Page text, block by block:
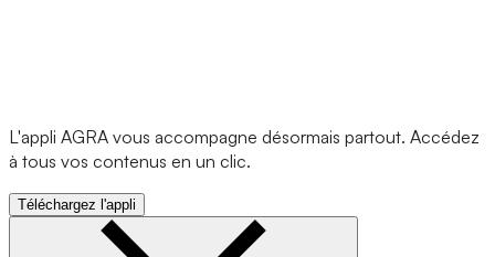
L'appli AGRA vous accompagne désormais partout. Accédez
à tous vos contenus en un clic.
Téléchargez l'appli